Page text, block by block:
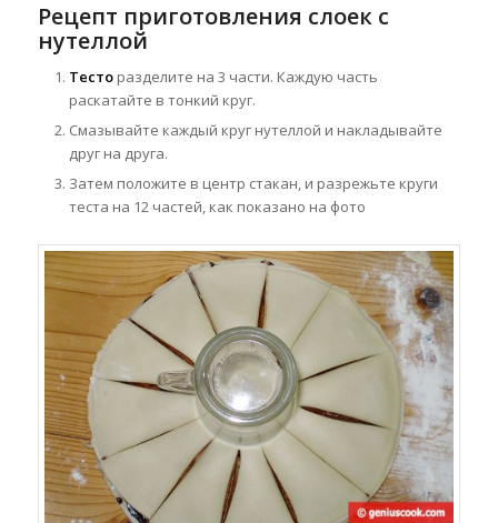
Рецепт приготовления слоек с
нутеллой
Тесторазделите на 3 части. Каждую часть
раскатайте в тонкий круг.
Смазывайте каждый круг нутеллой и накладывайте
друг на друга.
Затем положите в центр стакан, и разрежьте круги
теста на 12 частей, как показано на фото